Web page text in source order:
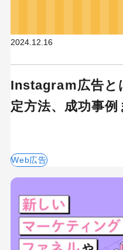
2024.12.16
Instagram広告と
定方法、成功事
Web広告